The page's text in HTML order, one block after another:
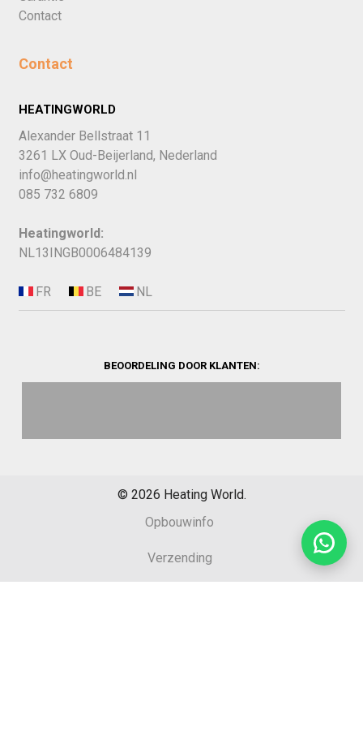
Contact
Contact
HEATINGWORLD
Alexander Bellstraat 11
3261 LX Oud-Beijerland, Nederland
info@heatingworld.nl
085 732 6809
Heatingworld:
NL13INGB0006484139
BEOORDELING DOOR KLANTEN:
© 2026 Heating World.
Opbouwinfo
Verzending